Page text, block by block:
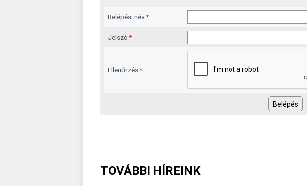
Belépési név *
Jelszó *
Ellenőrzés *
TOVÁBBI HÍREINK